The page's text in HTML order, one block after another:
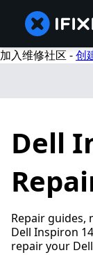
加入维修社区 -创
Dell
Repair
Dell Inspiron
repair your